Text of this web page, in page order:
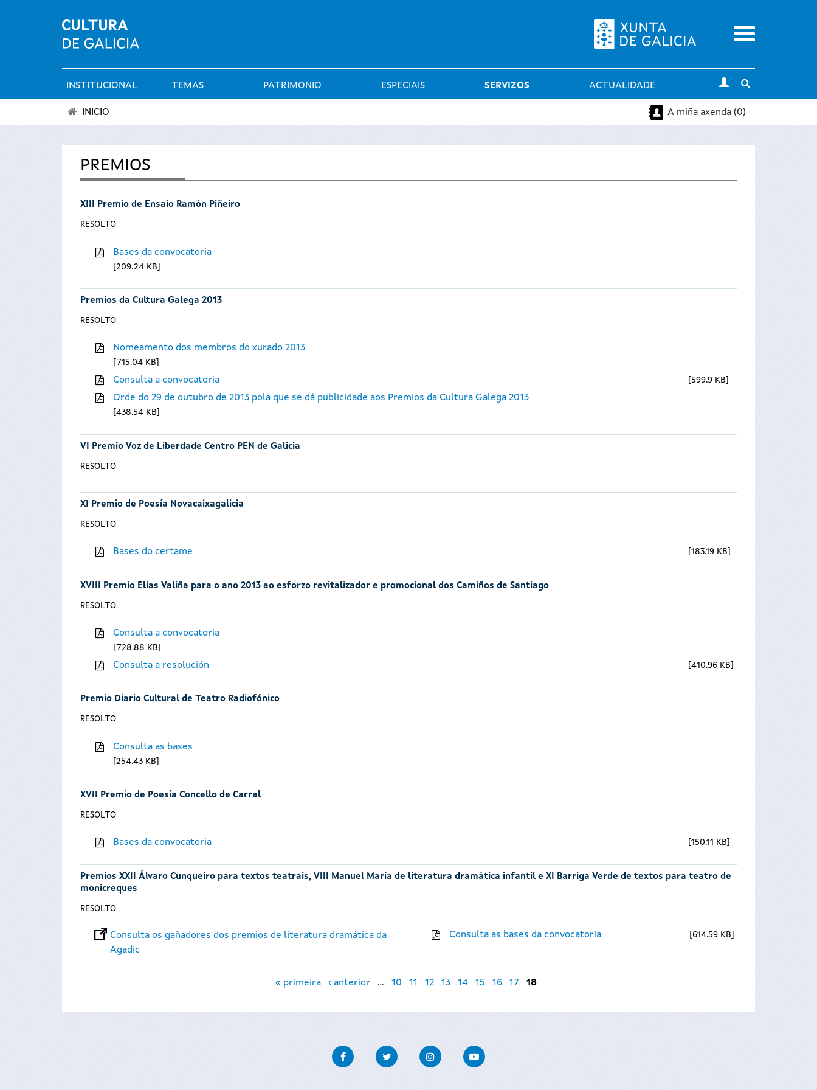
Menu
Menú
principal
INSTITUCIONAL TEMAS PATRIMONIO ESPECIAIS SERVIZOS ACTUALIDADE
search
está
INICIO A miña axenda (0)
PREMIOS
XIII Premio de Ensaio Ramón Piñeiro
RESOLTO
Bases da convocatoria
209.24 KB
Premios da Cultura Galega 2013
RESOLTO
Nomeamento dos membros do xurado 2013
715.04 KB
Consulta a convocatoria 599.9 KB
Orde do 29 de outubro de 2013 pola que se dá publicidade aos Premios da Cultura Galega 2013
438.54 KB
VI Premio Voz de Liberdade Centro PEN de Galicia
RESOLTO
XI Premio de Poesía Novacaixagalicia
RESOLTO
Bases do certame 183.19 KB
XVIII Premio Elías Valiña para o ano 2013 ao esforzo revitalizador e promocional dos Camiños de Santiago
RESOLTO
Consulta a convocatoria
728.88 KB
Consulta a resolución 410.96 KB
Premio Diario Cultural de Teatro Radiofónico
RESOLTO
Consulta as bases
254.43 KB
XVII Premio de Poesía Concello de Carral
RESOLTO
Bases da convocatoria 150.11 KB
Premios XXII Álvaro Cunqueiro para textos teatrais, VIII Manuel María de literatura dramática infantil e XI Barriga Verde de textos para teatro de
monicreques
RESOLTO
Consulta os gañadores dos premios de literatura dramática da
Agadic
Consulta as bases da convocatoria 614.59 KB
« primeira ‹ anterior … 10 11 12 13 14 15 16 17 18
FacebookTwitter InstagramYoutube